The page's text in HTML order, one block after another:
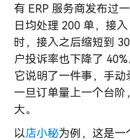
有 ERP 服务商发布过
日均处理 200 单，接
时，接入之后缩短到
户投诉率也下降了
它说明了一件事，手动
一旦订单量上一个台
大。
以店小秘为例，这是一